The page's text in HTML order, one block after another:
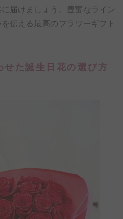
届けましょう。豊富なライン
伝える最高のフラワーギフト
た誕生日花の選び方